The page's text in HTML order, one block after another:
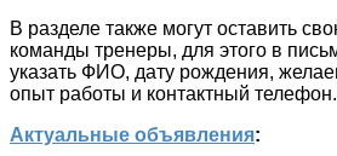
В разделе также могут оставить
команды тренеры, для этого в
указать ФИО, дату рождения,
опыт работы и контактный телефон.
Актуальные объявления: